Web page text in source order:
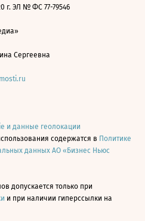
г. ЭЛ № ФС 77-79546
Сергеевна
и данные геолокации
содержатся в Политике
данных АО «Бизнес Ньюс
допускается только при
и при наличии гиперссылки на